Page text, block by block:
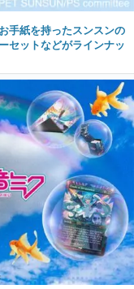
手紙を持ったスンスンの
セットなどがラインナッ